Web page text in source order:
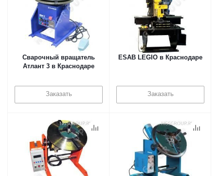
Сварочный вращатель
Атлант 3 в Краснодаре
Заказать
ESAB LEGIO в Краснодаре
Заказать